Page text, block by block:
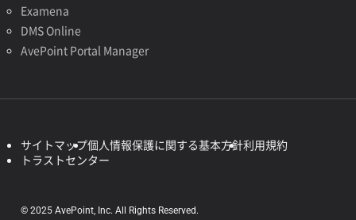
Examena
DMS Online
AvePoint Portal Manager
サイトマップ個人情報保護に関する基本方針利用規約
トラストセンター
© 2025 AvePoint, Inc. All Rights Reserved.